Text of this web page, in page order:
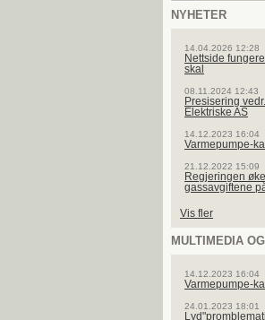
NYHETER
14.04.2026 12:28
Nettside
skal
08.11.2024 12:43
Presisering
Elektriske AS
14.12.2023 16:04
Varmepumpe-
21.12.2022 15:09
Regjeringen
gassavgiftene
Vis fler
MULTIMEDIA
14.12.2023 16:04
Varmepumpe-
24.01.2023 18:01